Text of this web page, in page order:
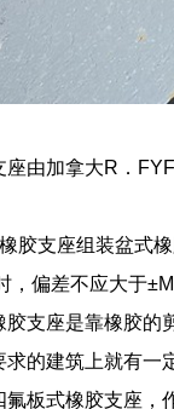
座由加拿大R．
胶支座组装盆式
，偏差不应大于
胶支座是靠橡胶的
求的建筑上就有一
氟板式橡胶支座，